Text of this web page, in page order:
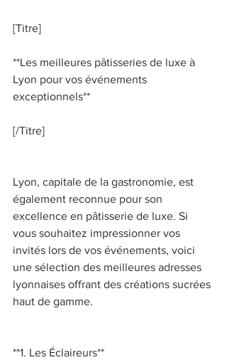
[Titre]
**Les meilleures pâtisseries de luxe à
Lyon pour vos événements
exceptionnels**
[/Titre]
Lyon, capitale de la gastronomie, est
également reconnue pour son
excellence en pâtisserie de luxe. Si
vous souhaitez impressionner vos
invités lors de vos événements, voici
une sélection des meilleures adresses
lyonnaises offrant des créations sucrées
haut de gamme.
**1. Les Éclaireurs**